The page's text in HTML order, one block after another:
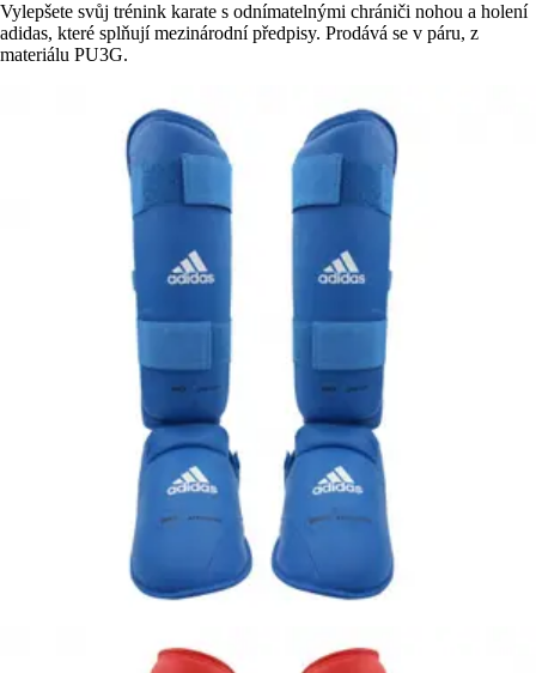
Vylepšete svůj trénink karate s odnímatelnými chrániči nohou a holení
adidas, které splňují mezinárodní předpisy. Prodává se v páru, z
materiálu PU3G.